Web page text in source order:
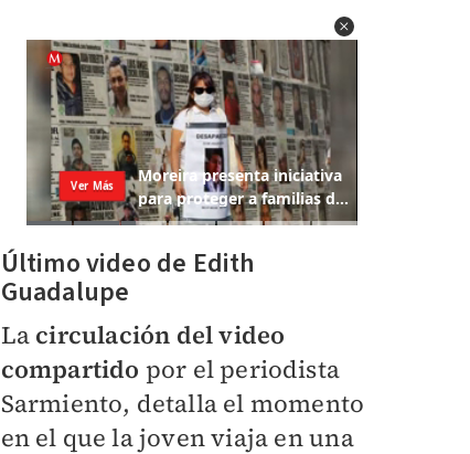
Último video de Edith
Guadalupe
Lacirculación del video
compartido por el periodista
Sarmiento, detalla el momento
en el que la joven viaja en una